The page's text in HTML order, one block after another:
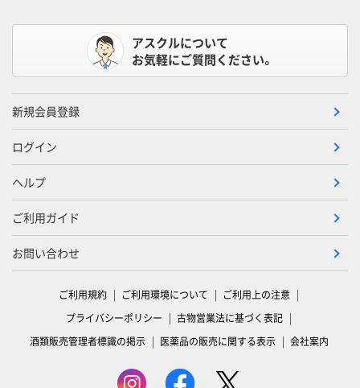
アスクルについて
お気軽にご質問ください。
新規会員登録
ログイン
ヘルプ
ご利用ガイド
お問い合わせ
ご利用規約 ご利用環境について
ご利用上の注意
プライバシーポリシー
古物営業法に基づく表記
酒類販売管理者標識の掲示
医薬品の販売に関する表示 会社案内